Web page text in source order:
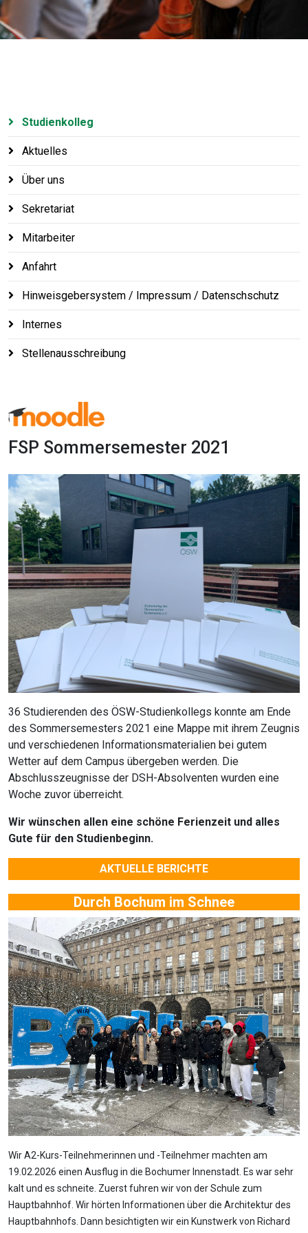
Studienkolleg
Aktuelles
Über uns
Sekretariat
Mitarbeiter
Anfahrt
Hinweisgebersystem / Impressum / Datenschschutz
Internes
Stellenausschreibung
FSP Sommersemester 2021
36 Studierenden des ÖSW-Studienkollegs konnte am Ende
des Sommersemesters 2021 eine Mappe mit ihrem Zeugnis
und verschiedenen Informationsmaterialien bei gutem
Wetter auf dem Campus übergeben werden. Die
Abschlusszeugnisse der DSH-Absolventen wurden eine
Woche zuvor überreicht.
Wir wünschen allen eine schöne Ferienzeit und alles
Gute für den Studienbeginn.
AKTUELLE BERICHTE
Durch Bochum im Schnee
Wir A2-Kurs-Teilnehmerinnen und -Teilnehmer machten am
19.02.2026 einen Ausflug in die Bochumer Innenstadt. Es war sehr
kalt und es schneite. Zuerst fuhren wir von der Schule zum
Hauptbahnhof. Wir hörten Informationen über die Architektur des
Hauptbahnhofs. Dann besichtigten wir ein Kunstwerk von Richard